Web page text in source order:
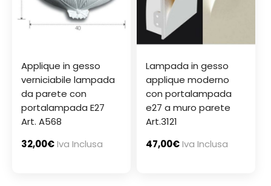
Applique in gesso
verniciabile lampada
da parete con
portalampada E27
Art. A568
32,00€Iva Inclusa
Lampada in gesso
applique moderno
con portalampada
e27 a muro parete
Art.3121
47,00€Iva Inclusa